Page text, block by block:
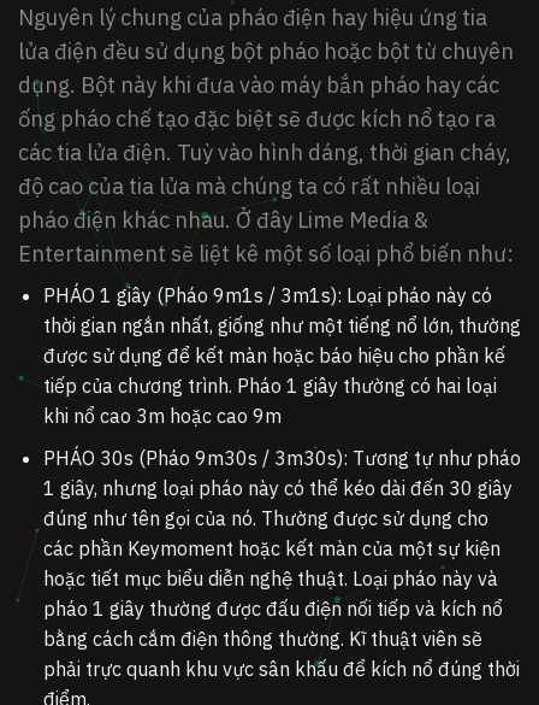
Nguyên lý chung của pháo điện hay hiệu ứng tia
lửa điện đều sử dụng bột pháo hoặc bột từ chuyên
dụng. Bột này khi đưa vào máy bắn pháo hay các
ống pháo chế tạo đặc biệt sẽ được kích nổ tạo ra
các tia lửa điện. Tuỳ vào hình dáng, thời gian cháy,
độ cao của tia lửa mà chúng ta có rất nhiều loại
pháo điện khác nhau. Ở đây Lime Media &
Entertainment sẽ liệt kê một số loại phổ biến như:
PHÁO 1 giây (Pháo 9m1s / 3m1s): Loại pháo này có
thời gian ngắn nhất, giống như một tiếng nổ lớn, thường
được sử dụng để kết màn hoặc báo hiệu cho phần kế
tiếp của chương trình. Pháo 1 giây thường có hai loại
khi nổ cao 3m hoặc cao 9m
PHÁO 30s (Pháo 9m30s / 3m30s): Tương tự như pháo
1 giây, nhưng loại pháo này có thể kéo dài đến 30 giây
đúng như tên gọi của nó. Thường được sử dụng cho
các phần Keymoment hoặc kết màn của một sự kiện
hoặc tiết mục biểu diễn nghệ thuật. Loại pháo này và
pháo 1 giây thường được đấu điện nối tiếp và kích nổ
bằng cách cắm điện thông thường. Kĩ thuật viên sẽ
phải trực quanh khu vực sân khấu để kích nổ đúng thời
điểm.